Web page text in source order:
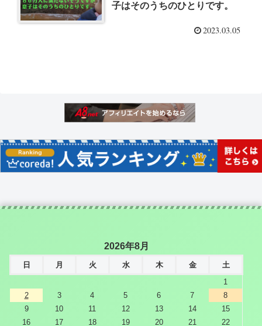
子はそのうちのひとりです。
2023.03.05
2026年8月
日 月 火 水 木 金
土
1
2
3 4 5 6 7
8
9
10 11 12 13 14
15
16
17 18 19 20 21
22